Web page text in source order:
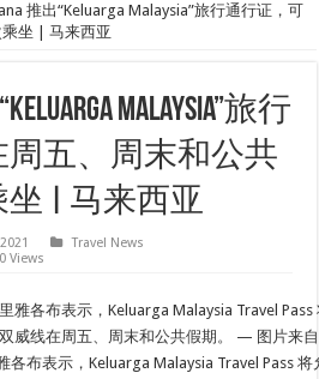
推出“Keluarga Malaysia”旅行通行证，可
坐 | 马来西亚
Malaysia”旅行
五、周末和公共
| 马来西亚
Travel News
Views
各布表示，Keluarga Malaysia Travel Pass